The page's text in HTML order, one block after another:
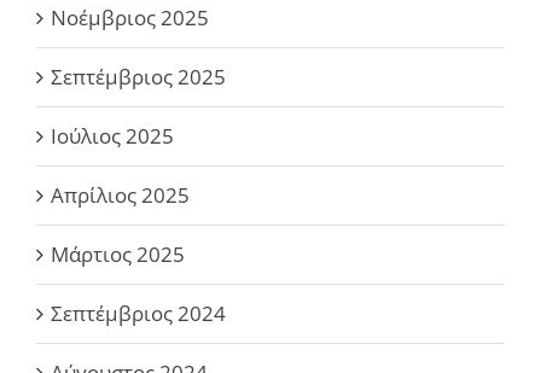
Νοέμβριος 2025
Σεπτέμβριος 2025
Ιούλιος 2025
Απρίλιος 2025
Μάρτιος 2025
Σεπτέμβριος 2024